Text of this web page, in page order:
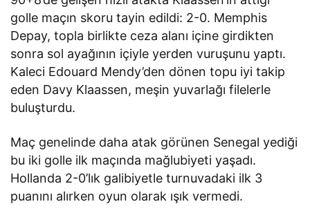
golle maçın skoru tayin edildi: 2-0. Memphis
Depay, topla birlikte ceza alanı içine girdikten
sonra sol ayağının içiyle yerden vuruşunu yaptı.
Kaleci Edouard Mendy’den dönen topu iyi takip
eden Davy Klaassen, meşin yuvarlağı filelerle
buluşturdu.
Maç genelinde daha atak görünen Senegal yediği
bu iki golle ilk maçında mağlubiyeti yaşadı.
Hollanda 2-0’lık galibiyetle turnuvadaki ilk 3
puanını alırken oyun olarak ışık vermedi.